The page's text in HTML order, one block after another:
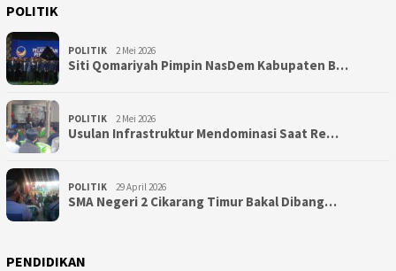
POLITIK
POLITIK 2 Mei 2026
Siti Qomariyah Pimpin NasDem Kabupaten B…
POLITIK 2 Mei 2026
Usulan Infrastruktur Mendominasi Saat Re…
POLITIK 29 April 2026
SMA Negeri 2 Cikarang Timur Bakal Dibang…
PENDIDIKAN